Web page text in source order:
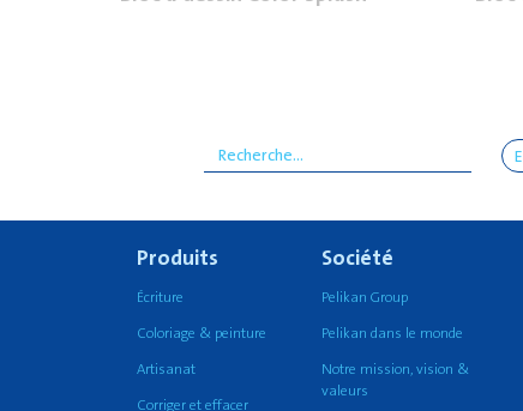
Produits
Écriture
Coloriage & peinture
Artisanat
Corriger et effacer
Société
Pelikan Group
Pelikan dans le monde
Notre mission, vision &
valeurs